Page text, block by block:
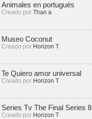
Animales en portugués
Creado por Than a
Museo Coconut
Creado por Horizon T
Te Quiero amor universal
Creado por Horizon T
Series Tv The Final Series 8
Creado por Horizon T